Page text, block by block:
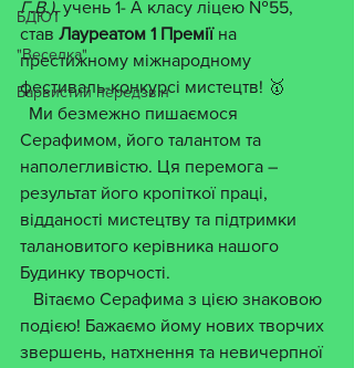
БДЮТ
"Веселка"
Барвистий передзвін
Г.В.), учень 1- А класу ліцею №55,
став Лауреатом 1 Премії на
престижному міжнародному
фестиваль-конкурсі мистецтв! 🥇
Серафимом, його талантом та
наполегливістю. Ця перемога –
результат його кропіткої праці,
відданості мистецтву та підтримки
талановитого керівника нашого
Будинку творчості.
подією! Бажаємо йому нових творчих
звершень, натхнення та невичерпної